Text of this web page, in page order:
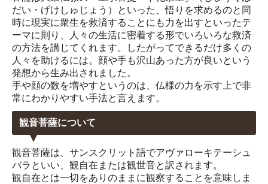
だい・げけしゅじょう）といった、悟りを求めるのと同
時に現実に衆生を救済することにも力を出すといったテ
ーマに則り、人々の生活に密着する形でいろいろな救済
の方法を講じてくれます。したがってできるだけ多くの
人々を助けるには。顔や手も沢山あった方が良いという
発想から生み出されました。
手や顔の数を増やすというのは、仏様の力を示す上で非
常にわかりやすい手法と言えます。
観音菩薩について
観音菩薩は、サンスクリット語でアヴァローキテーシュ
バラといい、観自在または観世音と訳されます。
観自在とは一切をありのままに観察することを意味しま